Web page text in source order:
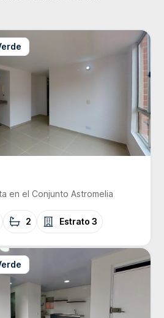
en el Conjunto Astromelia
2 Estrato 3